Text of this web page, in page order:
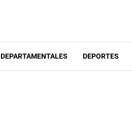
DEPARTAMENTALES DEPORTES